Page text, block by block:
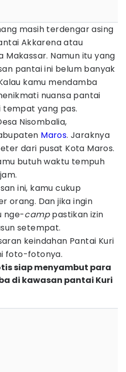
masih terdengar asing
Akkarena atau
Makassar. Namun itu yang
pantai ini belum banyak
kamu mendamba
nuansa pantai
tempat yang pas.
Nisombalia,
Maros. Jaraknya
dari pusat Kota Maros.
butuh waktu tempuh
ini, kamu cukup
orang. Dan jika ingin
nge-camppastikan izin
setempat.
keindahan Pantai Kuri
foto-fotonya.
siap menyambut para
di kawasan pantai Kuri